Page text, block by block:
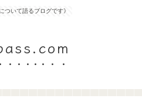
ついて語るブログです》